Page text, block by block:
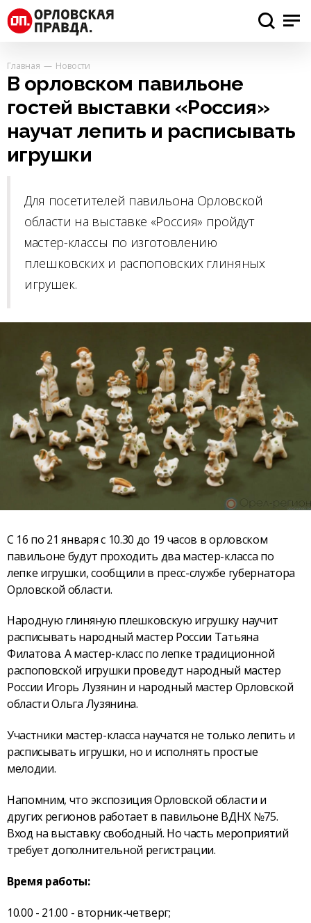
Главная Новости
В орловском павильоне
гостей выставки «Россия»
научат лепить и расписывать
игрушки
Для посетителей павильона Орловской
области на выставке «Россия» пройдут
мастер-классы по изготовлению
плешковских и распоповских глиняных
игрушек.
С 16 по 21 января с 10.30 до 19 часов в орловском
павильоне будут проходить два мастер-класса по
лепке игрушки, сообщили в пресс-службе губернатора
Орловской области.
Народную глиняную плешковскую игрушку научит
расписывать народный мастер России Татьяна
Филатова. А мастер-класс по лепке традиционной
распоповской игрушки проведут народный мастер
России Игорь Лузянин и народный мастер Орловской
области Ольга Лузянина.
Участники мастер-класса научатся не только лепить и
расписывать игрушки, но и исполнять простые
мелодии.
Напомним, что экспозиция Орловской области и
других регионов работает в павильоне ВДНХ №75.
Вход на выставку свободный. Но часть мероприятий
требует дополнительной регистрации.
Время работы:
10.00 - 21.00 - вторник-четверг;